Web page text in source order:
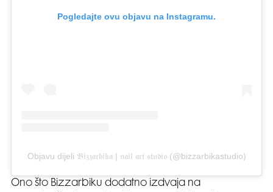
Pogledajte ovu objavu na Instagramu.
Objavu dijeli 𝔅𝔦𝔷𝔷𝔞𝔯𝔟𝔦𝔨𝔞 | 𝔫𝔞𝔦𝔩 𝔞𝔯𝔱 𝔰𝔱𝔲𝔡𝔦𝔬 (@bizzarbikastudio)
Ono što Bizzarbiku dodatno izdvaja na